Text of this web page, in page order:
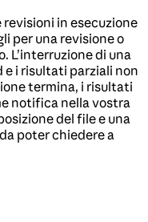
revisioni in esecuzione
per una revisione o
L’interruzione di una
e i risultati parziali non
termina, i risultati
notifica nella vostra
del file e una
poter chiedere a